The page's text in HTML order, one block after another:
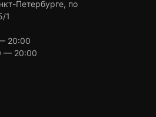
Петербурге, по
1
20:00
— 20:00